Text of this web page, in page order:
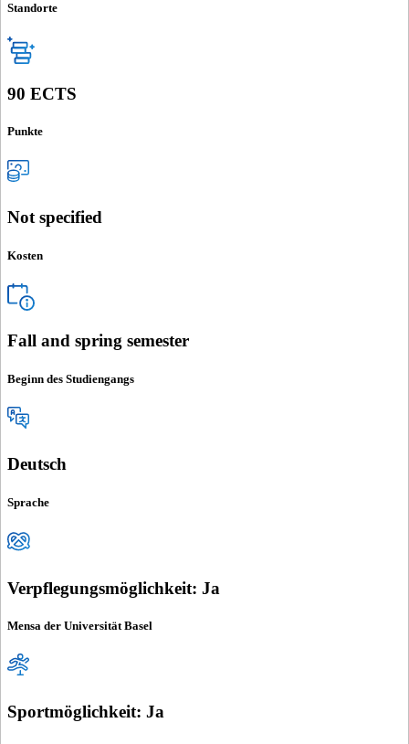
Standorte
90 ECTS
Punkte
Not specified
Kosten
Fall and spring semester
Beginn des Studiengangs
Deutsch
Sprache
Verpflegungsmöglichkeit: Ja
Mensa der Universität Basel
Sportmöglichkeit: Ja